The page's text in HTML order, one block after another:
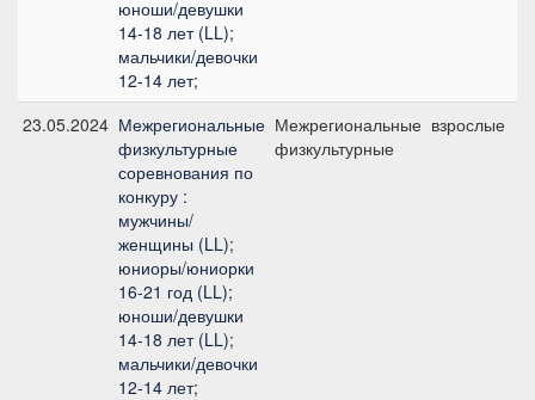
юноши/девушки
14-18 лет (LL);
мальчики/девочки
12-14 лет;
23.05.2024 Межрегиональные
физкультурные
соревнования по
конкуру :
мужчины/
женщины (LL);
юниоры/юниорки
16-21 год (LL);
юноши/девушки
14-18 лет (LL);
мальчики/девочки
12-14 лет;
Межрегиональные
физкультурные
взрослые